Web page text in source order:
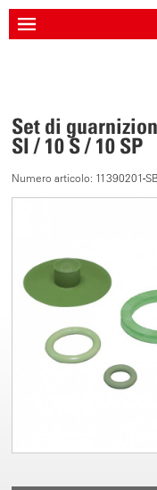
Set di
SI / 10 S / 10 SP
Numero articolo: 11390201-